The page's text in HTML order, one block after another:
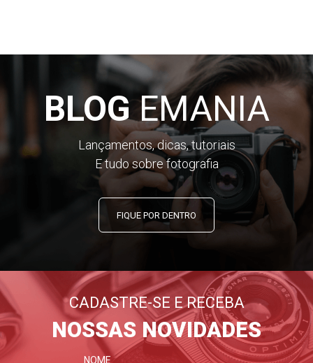
BLOGEMANIA
Lançamentos, dicas, tutoriais
E tudo sobre fotografia
FIQUE POR DENTRO
CADASTRE-SE E RECEBA
NOSSAS NOVIDADES